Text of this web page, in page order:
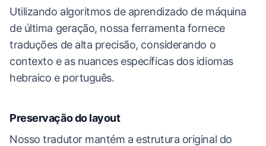
Utilizando algoritmos de aprendizado de máquina
de última geração, nossa ferramenta fornece
traduções de alta precisão, considerando o
contexto e as nuances específicas dos idiomas
hebraico e português.
Preservação do layout
Nosso tradutor mantém a estrutura original do